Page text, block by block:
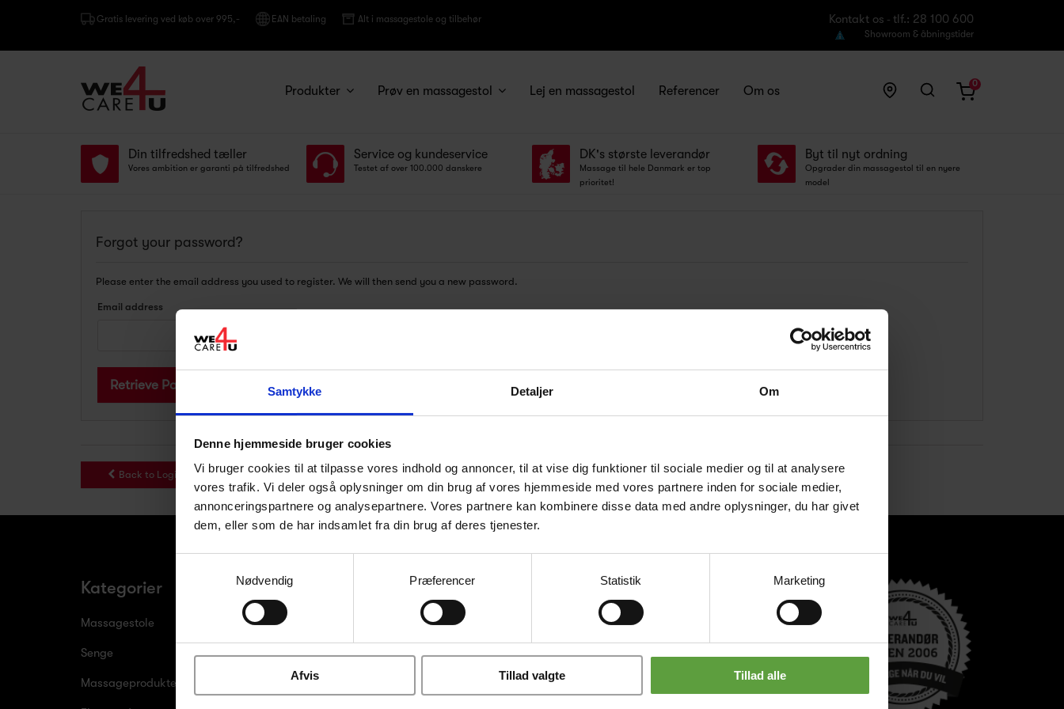
Samtykke Detaljer Om
Denne hjemmeside bruger cookies
Vi bruger cookies til at tilpasse vores indhold og annoncer, til at vise dig funktioner til sociale medier og til at analysere
vores trafik. Vi deler også oplysninger om din brug af vores hjemmeside med vores partnere inden for sociale medier,
annonceringspartnere og analysepartnere. Vores partnere kan kombinere disse data med andre oplysninger, du har givet
dem, eller som de har indsamlet fra din brug af deres tjenester.
Nødvendig
Præferencer Statistik Marketing
Afvis Tillad valgte Tillad alle
Gratis levering ved køb over 995,- EAN betaling Alt i massagestole og tilbehør Kontakt os - tlf.: 28 100 600
Showroom & åbningstider
Produkter Prøv en massagestol Lej en massagestol Referencer Om os
0
Din tilfredshed tæller
Vores ambition er garanti på tilfredshed
Service og kundeservice
Testet af over 100.000 danskere
DK's største leverandør
Massage til hele Danmark er top
prioritet!
Byt til nyt ordning
Opgrader din massagestol til en nyere
model
Forgot your password?
Please enter the email address you used to register. We will then send you a new password.
Email address
Retrieve Password
Back to Login
Kategorier
Massagestole
Senge
Massageprodukter
Kundeservice
Service
Bestil service
Velkomst
Om os
Showroom med massagestole
Prøv en stol derhjemme
Prøv en stol på arbejdet
Kontor & Butik
WeCare4u Danmark A/S
Kærup Parkvej 11, 4100
mail@wecare4u.dk